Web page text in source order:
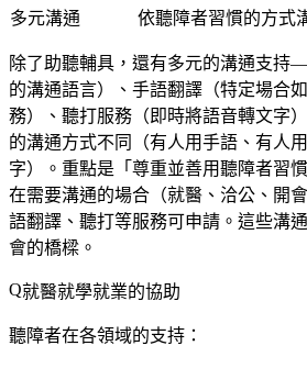
多元溝通
依聽障者習慣的方式
除了助聽輔具，還有多元的溝通支
的溝通語言）、手語翻譯（特定場合
務）、聽打服務（即時將語音轉文字
的溝通方式不同（有人用手語、有人
字）。重點是「尊重並善用聽障者習
在需要溝通的場合（就醫、洽公、開
語翻譯、聽打等服務可申請。這些溝
會的橋樑。
就醫就學就業的協助
聽障者在各領域的支持：